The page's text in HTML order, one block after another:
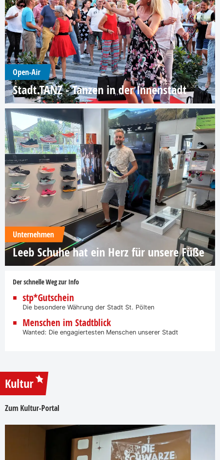
Open-Air
Stadt.TANZ - Tanzen in der Innenstadt
Unternehmen
Leeb Schuhe hat ein Herz für unsere Füße
Der schnelle Weg zur Info
stp*Gutschein
Die besondere Währung der Stadt St. Pölten
Menschen im Stadtblick
Wanted: Die engagiertesten Menschen unserer Stadt
Kultur
Zum Kultur-Portal